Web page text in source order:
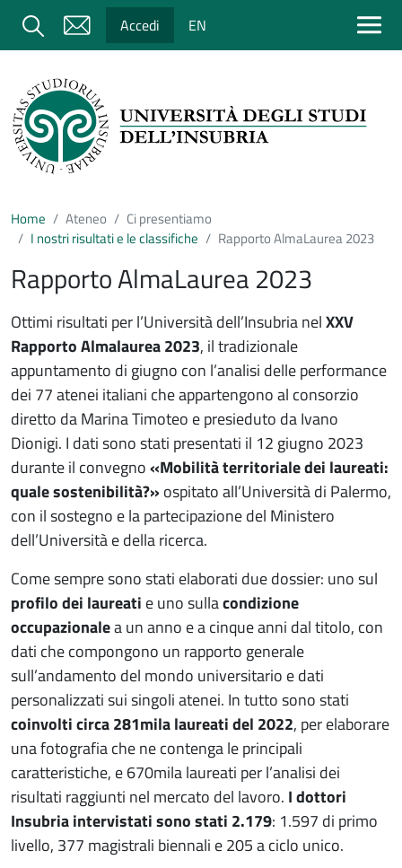
Salta al contenuto principale
Cerca Accedi EN
Home Ateneo
Ci presentiamo
I nostri risultati e le classifiche
Rapporto AlmaLaurea 2023
Rapporto AlmaLaurea 2023
Ottimi risultati per l’Università dell’Insubria nelXXV
Rapporto Almalaurea 2023, il tradizionale
appuntamento di giugno con l’analisi delle performance
dei 77 atenei italiani che appartengono al consorzio
diretto da Marina Timoteo e presieduto da Ivano
Dionigi. I dati sono stati presentati il 12 giugno 2023
durante il convegno«Mobilità territoriale dei laureati:
quale sostenibilità?» ospitato all’Università di Palermo,
con il sostegno e la partecipazione del Ministero
dell’Università e della ricerca.
Come sempre sono stati elaborati due dossier: uno sul
profilo dei laureati e uno sullacondizione
occupazionalea un anno e a cinque anni dal titolo, con
dati che compongono un rapporto generale
sull’andamento del mondo universitario e dati
personalizzati sui singoli atenei. In tutto sono stati
coinvolti circa 281mila laureati del 2022, per elaborare
una fotografia che ne contenga le principali
caratteristiche, e 670mila laureati per l’analisi dei
risultati raggiunti nel mercato del lavoro. I dottori
Insubria intervistati sono stati 2.179: 1.597 di primo
livello, 377 magistrali biennali e 205 a ciclo unico.